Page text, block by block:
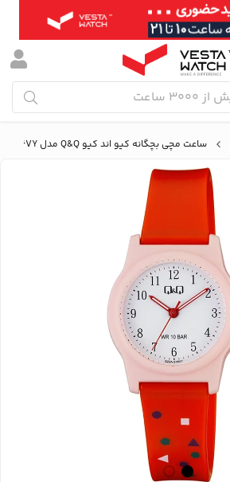
ساعت مچی بچگانه کیو اند کیو Q&Q مدل G23A-016VY